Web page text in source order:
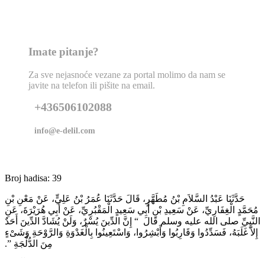
Imate pitanje?
Za sve nejasnoće vezane za portal molimo da nam se
javite na telefon ili pišite na email.
+436506102088
info@e-delil.com
Broj hadisa: 39
حَدَّثَنَا عَبْدُ السَّلاَمِ بْنُ مُطَهَّرٍ، قَالَ حَدَّثَنَا عُمَرُ بْنُ عَلِيٍّ، عَنْ مَعْنِ بْنِ
مُحَمَّدٍ الْغِفَارِيِّ، عَنْ سَعِيدِ بْنِ أَبِي سَعِيدٍ الْمَقْبُرِيِّ، عَنْ أَبِي هُرَيْرَةَ، عَنِ
النَّبِيِّ صلى الله عليه وسلم قَالَ ‏ “‏ إِنَّ الدِّينَ يُسْرٌ، وَلَنْ يُشَادَّ الدِّينَ أَحَدٌ
إِلاَّ غَلَبَهُ، فَسَدِّدُوا وَقَارِبُوا وَأَبْشِرُوا، وَاسْتَعِينُوا بِالْغَدْوَةِ وَالرَّوْحَةِ وَشَىْءٍ
مِنَ الدُّلْجَةِ ‏”‏‏.‏